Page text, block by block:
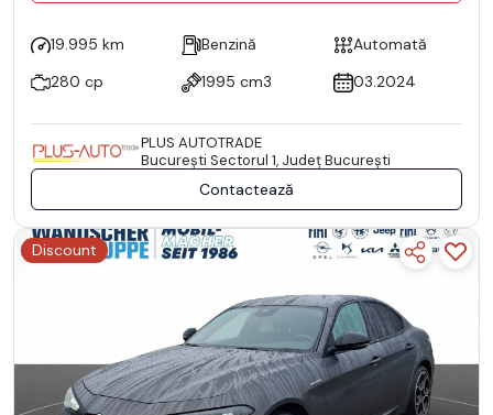
19.995 km Benzină
Automată
280 cp
1995 cm3 03.2024
PLUS AUTOTRADE
Bucureşti Sectorul 1, Județ București
Contactează
Discount